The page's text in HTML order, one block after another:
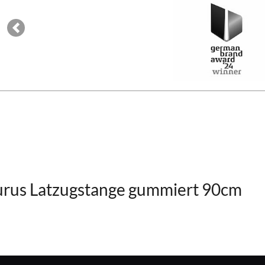
Previous
Latzugstange gummiert 90cm